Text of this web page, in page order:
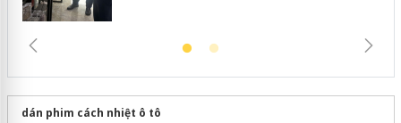
dán phim cách nhiệt ô tô